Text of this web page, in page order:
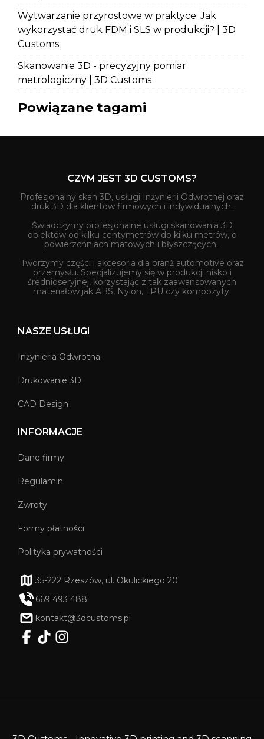
Wytwarzanie przyrostowe w praktyce. Jak
wykorzystać druk FDM i SLS w produkcji? | 3D
Customs
Skanowanie 3D - precyzyjny pomiar
metrologiczny | 3D Customs
Powiązane tagami
CZYM JEST 3D CUSTOMS?
Profesjonalny skan 3D, usługi Inżynierii Odwrotnej oraz
druk 3D dla klientów firmowych i indywidualnych.
Świadczymy profesjonalne usługi skanowania 3D
obiektów od kilku centymetrów do kilku metrów, o
powierzchniach matowych i błyszczących.
Tworzymy części i akcesoria dla branż automotive oraz
przemysłu. Specjalizujemy się w produkcji nisko i
średnioseryjnej, korzystając z tak zaawansowanych
materiałów jak ABS, Nylon, TPU czy kompozyty.
NASZE USŁUGI
Inżynieria Odwrotna
Drukowanie 3D
CAD Design
INFORMACJE
Dane firmy
Regulamin
Zwroty
Formy płatności
Polityka prywatności
35-222 Rzeszów, ul. Okulickiego 20
669 493 488
kontakt@3dcustoms.pl